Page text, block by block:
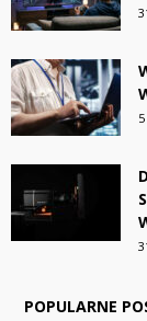
POPULARNE